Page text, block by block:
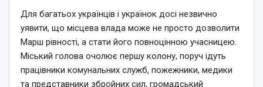
Для багатьох українців і українок досі незвично
уявити, що місцева влада може не просто дозволити
Марш рівності, а стати його повноцінною учасницею.
Міський голова очолює першу колону, поруч ідуть
працівники комунальних служб, пожежники, медики
та представники збройних сил, громадський